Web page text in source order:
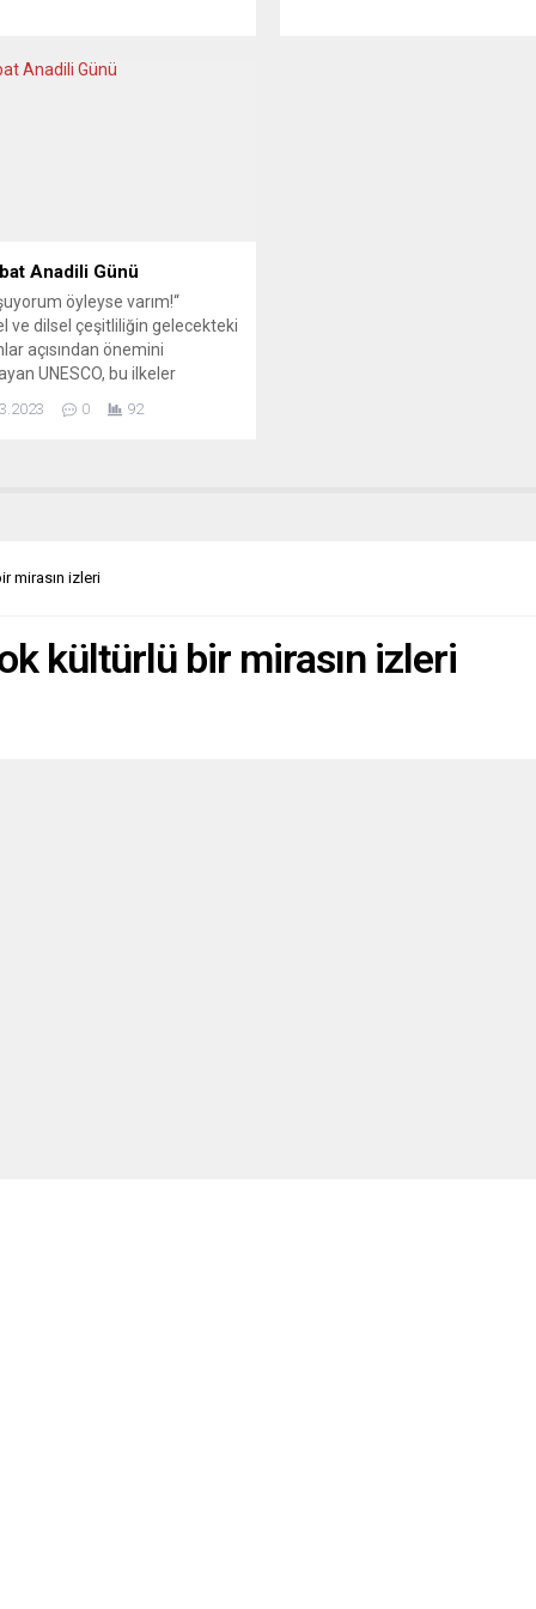
Karlsruhe’deki öğrenimini
Avusturya ve Türkiye’de
Anadili Günü
öyleyse varım!“
ve dilsel çeşitliliğin gelecekteki
açısından önemini
UNESCO, bu ilkeler
diğer dilleri tanıma ve
0 92
mirasın izleri
kültürlü bir mirasın izleri